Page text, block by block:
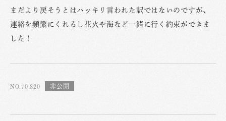
まだより戻そうとはハッキリ言われた訳ではないのですが、
連絡を頻繁にくれるし花火や海など一緒に行く約束ができま
した！
NO.70,820